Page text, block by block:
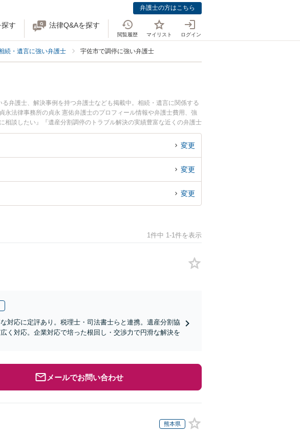
弁護士の方はこちら
す 法律Q&Aを探す
閲覧履歴 マイリスト ログイン
続・遺言に強い弁護士 宇佐市で調停に強い弁護士
弁護士、解決事例を持つ弁護士なども掲載中。相続・遺言に関係する
法律事務所の貞永 憲佑弁護士のプロフィール情報や弁護士費用、強
談したい』『遺産分割調停のトラブル解決の実績豊富な近くの弁護士
でお困りの相談者さんにおすすめです。
変更
変更
変更
1件中 1-1件を表示
対応に定評あり。税理士・司法書士らと連携。遺産分割協
く対応。企業対応で培った根回し・交渉力で円滑な解決を
メールでお問い合わせ
熊本県